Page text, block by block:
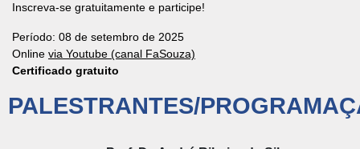
Inscreva-se gratuitamente e participe!
Período: 08 de setembro de 2025
Online via Youtube (canal FaSouza)
Certificado gratuito
PALESTRANTES/